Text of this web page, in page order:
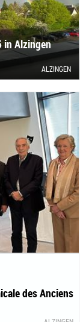
in Alzingen
ALZINGEN
des Anciens